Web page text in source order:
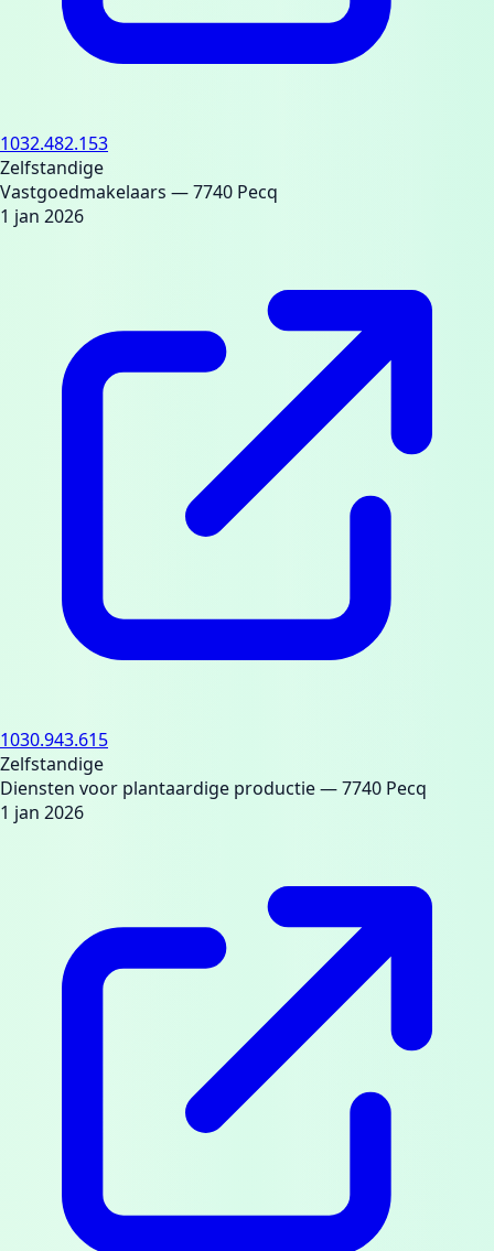
1032.482.153
Zelfstandige
Vastgoedmakelaars — 7740 Pecq
1 jan 2026
1030.943.615
Zelfstandige
Diensten voor plantaardige productie— 7740 Pecq
1 jan 2026